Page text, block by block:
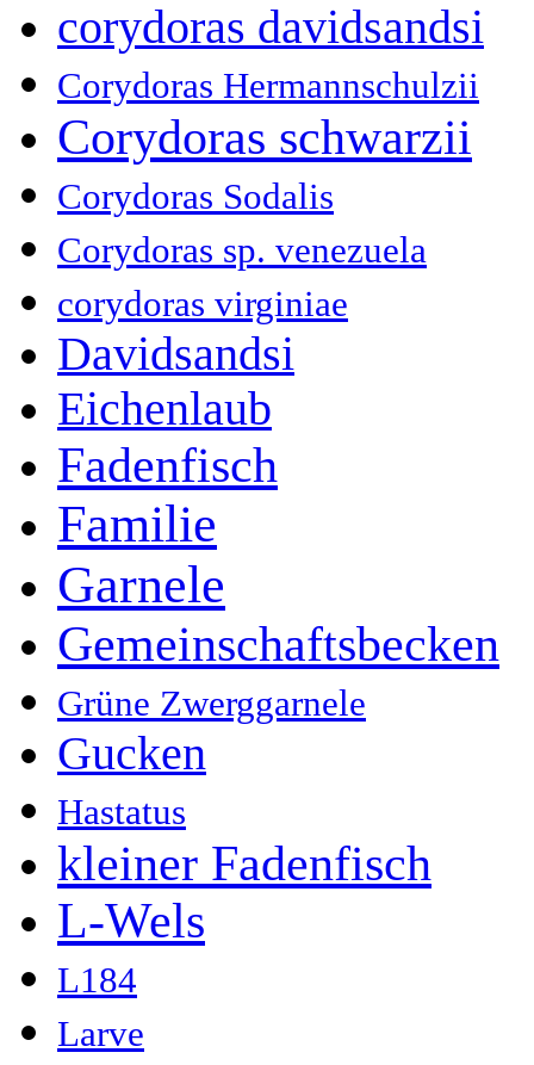
corydoras davidsandsi
Corydoras Hermannschulzii
Corydoras schwarzii
Corydoras Sodalis
Corydoras sp. venezuela
corydoras virginiae
Davidsandsi
Eichenlaub
Fadenfisch
Familie
Garnele
Gemeinschaftsbecken
Grüne Zwerggarnele
Gucken
Hastatus
kleiner Fadenfisch
L-Wels
L184
Larve